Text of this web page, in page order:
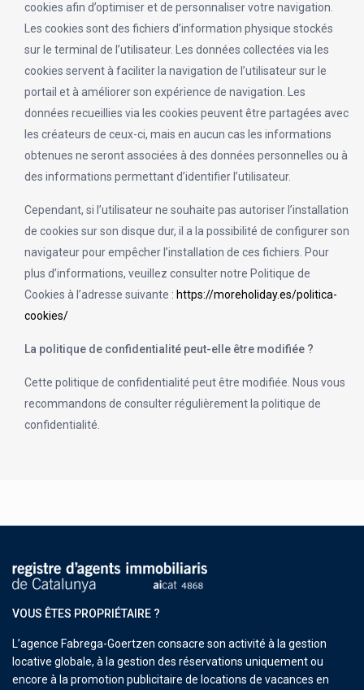
cookies afin d’optimiser et de personnaliser votre navigation.
Les cookies sont des fichiers d’information physique stockés
sur le terminal de l’utilisateur. Les données collectées via les
cookies servent à faciliter la navigation de l’utilisateur sur le
portail et à améliorer son expérience de navigation. Les
données recueillies via les cookies peuvent être partagées avec
les créateurs de ceux-ci, mais en aucun cas les informations
obtenues ne seront associées à des données personnelles ou à
des informations permettant d’identifier l’utilisateur.
Cependant, si l’utilisateur ne souhaite pas autoriser l’installation
de cookies sur son disque dur, il a la possibilité de configurer son
navigateur pour empêcher l’installation de ces fichiers. Pour
plus d’informations, veuillez consulter notre Politique de
Cookies à l’adresse suivante : https://moreholiday.es/politica-
cookies/
La politique de confidentialité peut-elle être modifiée ?
Cette politique de confidentialité peut être modifiée. Nous vous
recommandons de consulter régulièrement la politique de
confidentialité.
VOUS ÊTES PROPRIÉTAIRE ?
L’agence Fabrega-Goertzen consacre son activité à la gestion
locative globale, à la gestion des réservations uniquement ou
encore à la promotion publicitaire de locations de vacances en